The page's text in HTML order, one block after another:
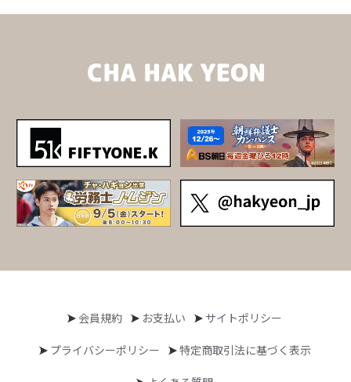
会員規約 お支払い サイトポリシー
プライバシーポリシー 特定商取引法に基づく表示